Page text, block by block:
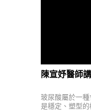
陳宣妤醫師
玻尿酸屬於一
是穩定、塑型的